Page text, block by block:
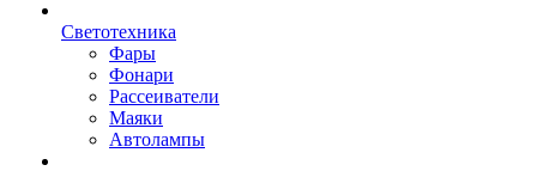
Светотехника
Фары
Фонари
Рассеиватели
Маяки
Автолампы